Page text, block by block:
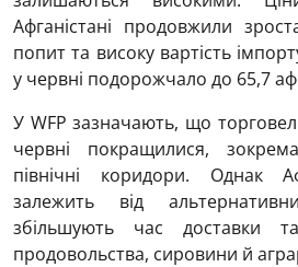
Афганістані продовжили
попит та високу вартість
у червні подорожчало до 65,7
У WFP зазначають, що
червні покращилися,
північні коридори. Однак
залежить від
збільшують час доставки
продовольства, сировини й